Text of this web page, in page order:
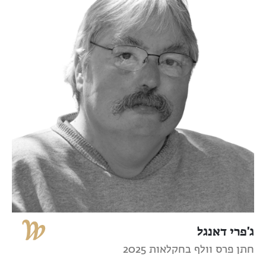
ג'פרי דאנגל
חתן פרס וולף בחקלאות 2025